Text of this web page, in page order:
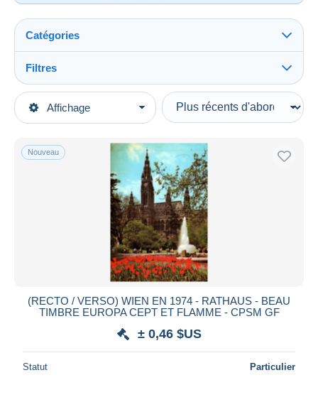
Affichage
Catégories
Catégories principales
Europe
Autres & non classés
Filtres
Types de vente
En cours
Prix fixes
Enchères avec offres
Enchères sans offres
Maisons de vente
Toutes les durées
depuis
jours
Prix
Nouveau
(RECTO / VERSO) WIEN EN 1974 - RATHAUS - BEAU
TIMBRE EUROPA CEPT ET FLAMME - CPSM GF
± 0,46 $US
Statut Particulier